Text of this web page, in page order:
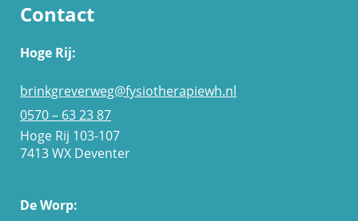
Contact
Hoge Rij:
brinkgreverweg@fysiotherapiewh.nl
0570 – 63 23 87
Hoge Rij 103-107
7413 WX Deventer
De Worp: